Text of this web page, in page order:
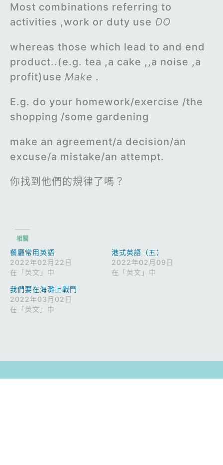
Most combinations referring to
activities ,work or duty use DO
whereas those which lead to and end
product..(e.g. tea ,a cake ,,a noise ,a
profit)use Make .
E.g. do your homework/exercise /the
shopping /some gardening
make an agreement/a decision/an
excuse/a mistake/an attempt.
你找到他們的規律了嗎？
相關
餐廳常用英語
2022年02月22日
在「英文」中
港式英語（五）
2022年02月09日
在「英文」中
我們要在海灘上戰鬥
2022年03月02日
在「英文」中